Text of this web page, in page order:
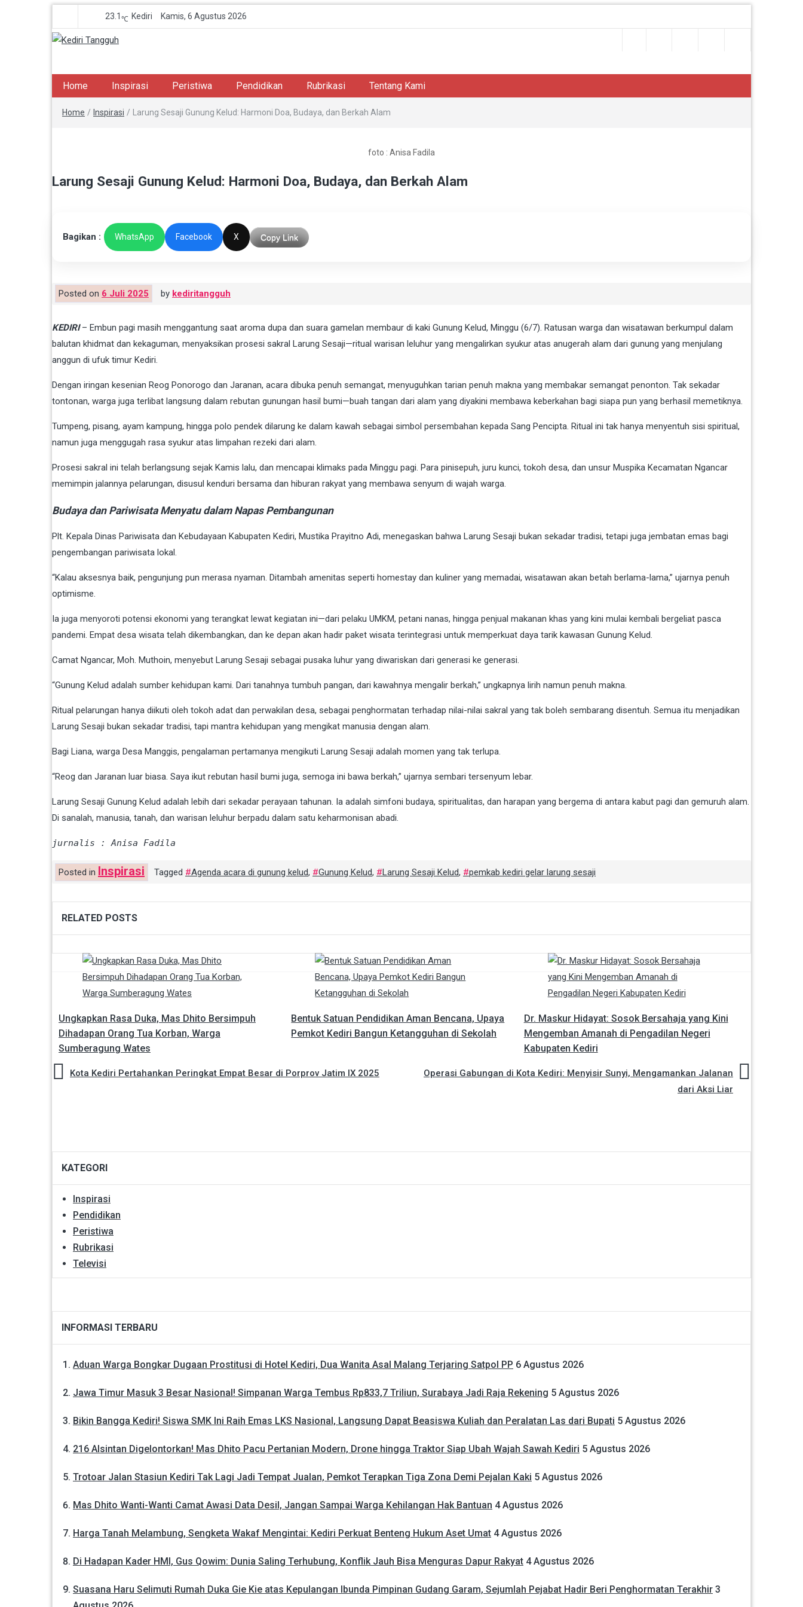
23.1 ℃ Kediri Kamis, 6 Agustus 2026
Home Inspirasi Peristiwa Pendidikan Rubrikasi Tentang Kami
Home / Inspirasi / Larung Sesaji Gunung Kelud: Harmoni Doa, Budaya, dan Berkah Alam
foto : Anisa Fadila
Larung Sesaji Gunung Kelud: Harmoni Doa, Budaya, dan Berkah Alam
Bagikan : WhatsApp Facebook X Copy Link
Posted on 6 Juli 2025 by kediritangguh
KEDIRI– Embun pagi masih menggantung saat aroma dupa dan suara gamelan membaur di kaki Gunung Kelud, Minggu (6/7). Ratusan warga dan wisatawan berkumpul dalam
balutan khidmat dan kekaguman, menyaksikan prosesi sakral Larung Sesaji—ritual warisan leluhur yang mengalirkan syukur atas anugerah alam dari gunung yang menjulang
anggun di ufuk timur Kediri.
Dengan iringan kesenian Reog Ponorogo dan Jaranan, acara dibuka penuh semangat, menyuguhkan tarian penuh makna yang membakar semangat penonton. Tak sekadar
tontonan, warga juga terlibat langsung dalam rebutan gunungan hasil bumi—buah tangan dari alam yang diyakini membawa keberkahan bagi siapa pun yang berhasil memetiknya.
Tumpeng, pisang, ayam kampung, hingga polo pendek dilarung ke dalam kawah sebagai simbol persembahan kepada Sang Pencipta. Ritual ini tak hanya menyentuh sisi spiritual,
namun juga menggugah rasa syukur atas limpahan rezeki dari alam.
Prosesi sakral ini telah berlangsung sejak Kamis lalu, dan mencapai klimaks pada Minggu pagi. Para pinisepuh, juru kunci, tokoh desa, dan unsur Muspika Kecamatan Ngancar
memimpin jalannya pelarungan, disusul kenduri bersama dan hiburan rakyat yang membawa senyum di wajah warga.
Budaya dan Pariwisata Menyatu dalam Napas Pembangunan
Plt. Kepala Dinas Pariwisata dan Kebudayaan Kabupaten Kediri, Mustika Prayitno Adi, menegaskan bahwa Larung Sesaji bukan sekadar tradisi, tetapi juga jembatan emas bagi
pengembangan pariwisata lokal.
“Kalau aksesnya baik, pengunjung pun merasa nyaman. Ditambah amenitas seperti homestay dan kuliner yang memadai, wisatawan akan betah berlama-lama,” ujarnya penuh
optimisme.
Ia juga menyoroti potensi ekonomi yang terangkat lewat kegiatan ini—dari pelaku UMKM, petani nanas, hingga penjual makanan khas yang kini mulai kembali bergeliat pasca
pandemi. Empat desa wisata telah dikembangkan, dan ke depan akan hadir paket wisata terintegrasi untuk memperkuat daya tarik kawasan Gunung Kelud.
Camat Ngancar, Moh. Muthoin, menyebut Larung Sesaji sebagai pusaka luhur yang diwariskan dari generasi ke generasi.
“Gunung Kelud adalah sumber kehidupan kami. Dari tanahnya tumbuh pangan, dari kawahnya mengalir berkah,” ungkapnya lirih namun penuh makna.
Ritual pelarungan hanya diikuti oleh tokoh adat dan perwakilan desa, sebagai penghormatan terhadap nilai-nilai sakral yang tak boleh sembarang disentuh. Semua itu menjadikan
Larung Sesaji bukan sekadar tradisi, tapi mantra kehidupan yang mengikat manusia dengan alam.
Bagi Liana, warga Desa Manggis, pengalaman pertamanya mengikuti Larung Sesaji adalah momen yang tak terlupa.
“Reog dan Jaranan luar biasa. Saya ikut rebutan hasil bumi juga, semoga ini bawa berkah,” ujarnya sembari tersenyum lebar.
Larung Sesaji Gunung Kelud adalah lebih dari sekadar perayaan tahunan. Ia adalah simfoni budaya, spiritualitas, dan harapan yang bergema di antara kabut pagi dan gemuruh alam.
Di sanalah, manusia, tanah, dan warisan leluhur berpadu dalam satu keharmonisan abadi.
jurnalis : Anisa Fadila
Posted in Inspirasi Tagged Agenda acara di gunung kelud, Gunung Kelud, Larung Sesaji Kelud, pemkab kediri gelar larung sesaji
RELATED POSTS
Ungkapkan Rasa Duka, Mas Dhito Bersimpuh
Dihadapan Orang Tua Korban, Warga
Sumberagung Wates
Bentuk Satuan Pendidikan Aman Bencana, Upaya
Pemkot Kediri Bangun Ketangguhan di Sekolah
Dr. Maskur Hidayat: Sosok Bersahaja yang Kini
Mengemban Amanah di Pengadilan Negeri
Kabupaten Kediri
Navigasi
pos
Kota Kediri Pertahankan Peringkat Empat Besar di Porprov Jatim IX 2025
Operasi Gabungan di Kota Kediri: Menyisir Sunyi, Mengamankan Jalanan
dari Aksi Liar
KATEGORI
Inspirasi
Pendidikan
Peristiwa
Rubrikasi
Televisi
INFORMASI TERBARU
Aduan Warga Bongkar Dugaan Prostitusi di Hotel Kediri, Dua Wanita Asal Malang Terjaring Satpol PP 6 Agustus 2026
Jawa Timur Masuk 3 Besar Nasional! Simpanan Warga Tembus Rp833,7 Triliun, Surabaya Jadi Raja Rekening 5 Agustus 2026
Bikin Bangga Kediri! Siswa SMK Ini Raih Emas LKS Nasional, Langsung Dapat Beasiswa Kuliah dan Peralatan Las dari Bupati 5 Agustus 2026
216 Alsintan Digelontorkan! Mas Dhito Pacu Pertanian Modern, Drone hingga Traktor Siap Ubah Wajah Sawah Kediri 5 Agustus 2026
Trotoar Jalan Stasiun Kediri Tak Lagi Jadi Tempat Jualan, Pemkot Terapkan Tiga Zona Demi Pejalan Kaki 5 Agustus 2026
Mas Dhito Wanti-Wanti Camat Awasi Data Desil, Jangan Sampai Warga Kehilangan Hak Bantuan 4 Agustus 2026
Harga Tanah Melambung, Sengketa Wakaf Mengintai: Kediri Perkuat Benteng Hukum Aset Umat 4 Agustus 2026
Di Hadapan Kader HMI, Gus Qowim: Dunia Saling Terhubung, Konflik Jauh Bisa Menguras Dapur Rakyat 4 Agustus 2026
Suasana Haru Selimuti Rumah Duka Gie Kie atas Kepulangan Ibunda Pimpinan Gudang Garam, Sejumlah Pejabat Hadir Beri Penghormatan Terakhir 3